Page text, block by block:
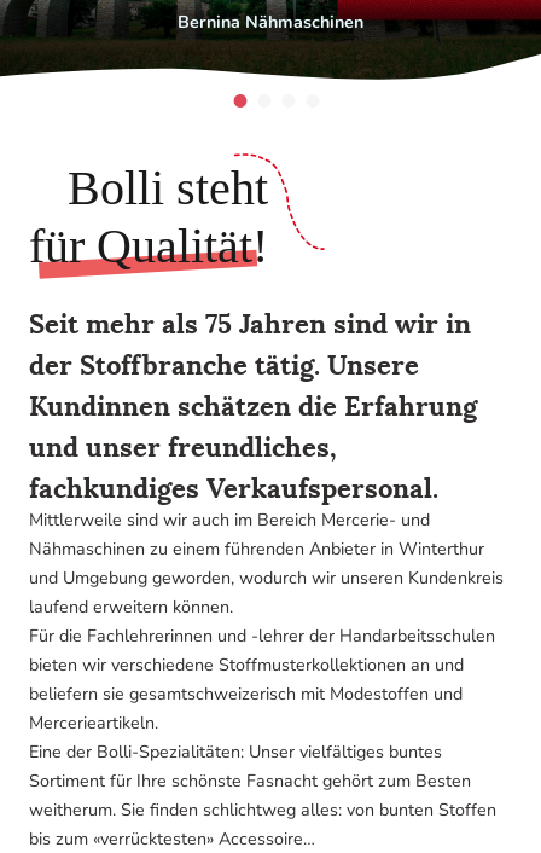
Bernina Nähmaschinen
Bolli steht
für Qualität!
Seit mehr als 75 Jahren sind wir in
der Stoffbranche tätig. Unsere
Kundinnen schätzen die Erfahrung
und unser freundliches,
fachkundiges Verkaufspersonal.
Mittlerweile sind wir auch im Bereich Mercerie- und
Nähmaschinen zu einem führenden Anbieter in Winterthur
und Umgebung geworden, wodurch wir unseren Kundenkreis
laufend erweitern können.
Für die Fachlehrerinnen und -lehrer der Handarbeitsschulen
bieten wir verschiedene Stoffmusterkollektionen an und
beliefern sie gesamtschweizerisch mit Modestoffen und
Mercerieartikeln.
Eine der Bolli-Spezialitäten: Unser vielfältiges buntes
Sortiment für Ihre schönste Fasnacht gehört zum Besten
weitherum. Sie finden schlichtweg alles: von bunten Stoffen
bis zum «verrücktesten» Accessoire…